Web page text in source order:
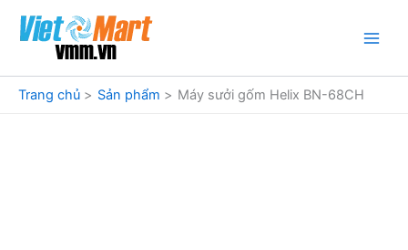
dung
Trang chủ
Sản phẩm Máy sưởi gốm Helix BN-68CH